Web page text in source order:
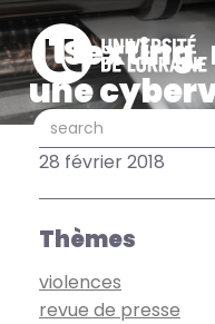
Aller
au
contenu
principal
Search
search
"Sexting,
une
et
28 février 2018
Thèmes
violences
revue de presse